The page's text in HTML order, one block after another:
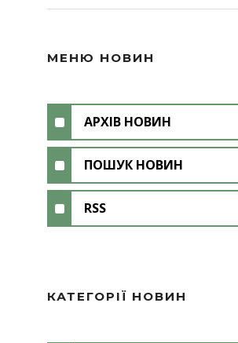
МЕНЮ НОВИН
АРХІВ НОВИН
ПОШУК НОВИН
RSS
КАТЕГОРІЇ НОВИН